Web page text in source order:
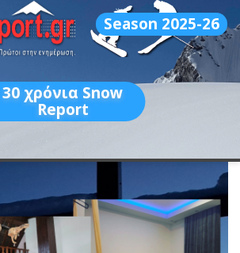
Season 2025-26
30 χρόνια Snow
Report